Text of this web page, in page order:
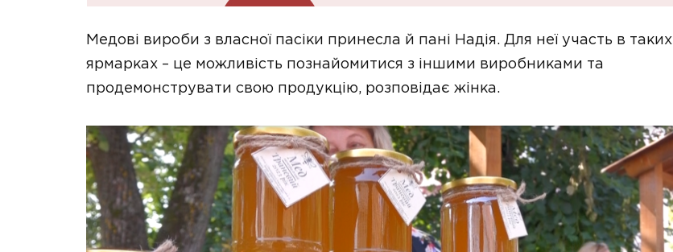
Медові вироби з власної пасіки принесла й пані Надія. Для неї участь в таких
ярмарках – це можливість познайомитися з іншими виробниками та
продемонструвати свою продукцію, розповідає жінка.